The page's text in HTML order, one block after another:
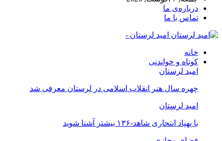
درباره‌ی ما
تماس با ما
امید لرستان -
خانه
کوتاه و خواندنی
امید لرستان
چهره سال هنر انقلاب اسلامی در لرستان معرفی شد
امید لرستان
با پهپاد انتحاری شاهد-۱۳۶ بیشتر آشنا شوید